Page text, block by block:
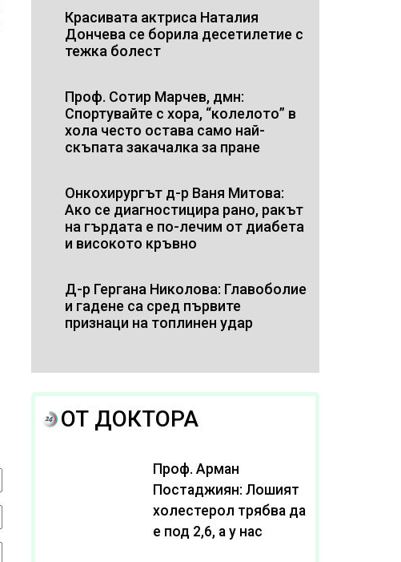
Красивата актриса Наталия
Дончева се борила десетилетие с
тежка болест
Проф. Сотир Марчев, дмн:
Спортувайте с хора, “колелото” в
хола често остава само най-
скъпата закачалка за пране
Онкохирургът д-р Ваня Митова:
Ако се диагностицира рано, ракът
на гърдата е по-лечим от диабета
и високото кръвно
Д-р Гергана Николова: Главоболие
и гадене са сред първите
признаци на топлинен удар
ОТ ДОКТОРА
Проф. Арман
Постаджиян: Лошият
холестерол трябва да
е под 2,6, а у нас